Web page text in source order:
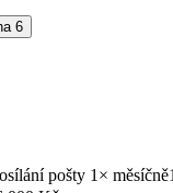
6
pošty 1× měsíčně